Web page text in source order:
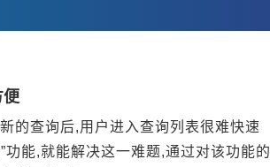
便
的查询后,用户进入查询列表很难快速
能,就能解决这一难题,通过对该功能的